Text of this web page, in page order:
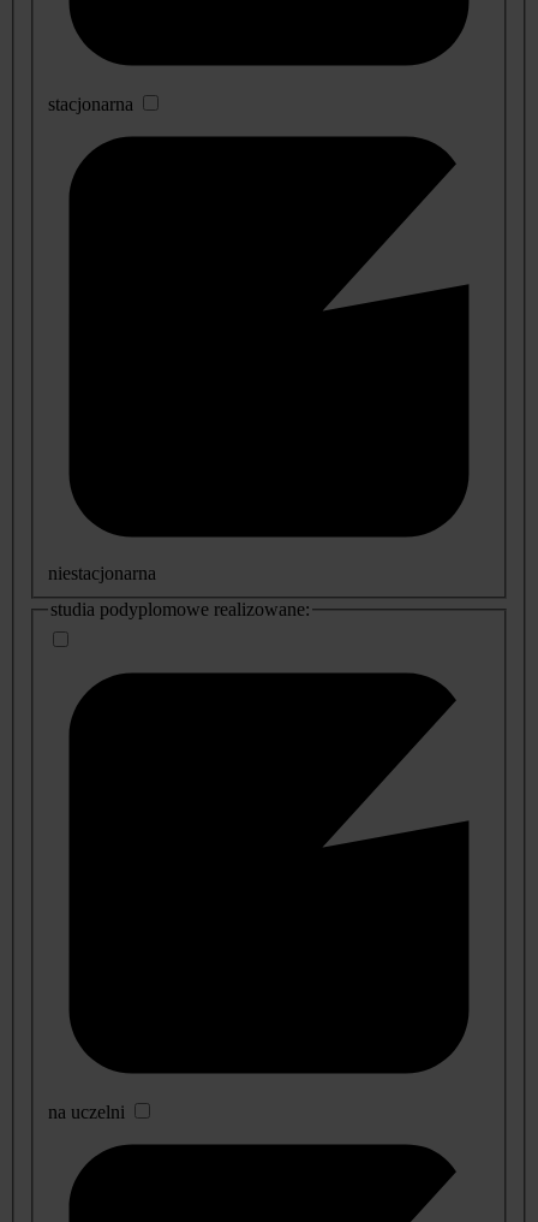
stacjonarna
niestacjonarna
studia podyplomowe realizowane:
na uczelni